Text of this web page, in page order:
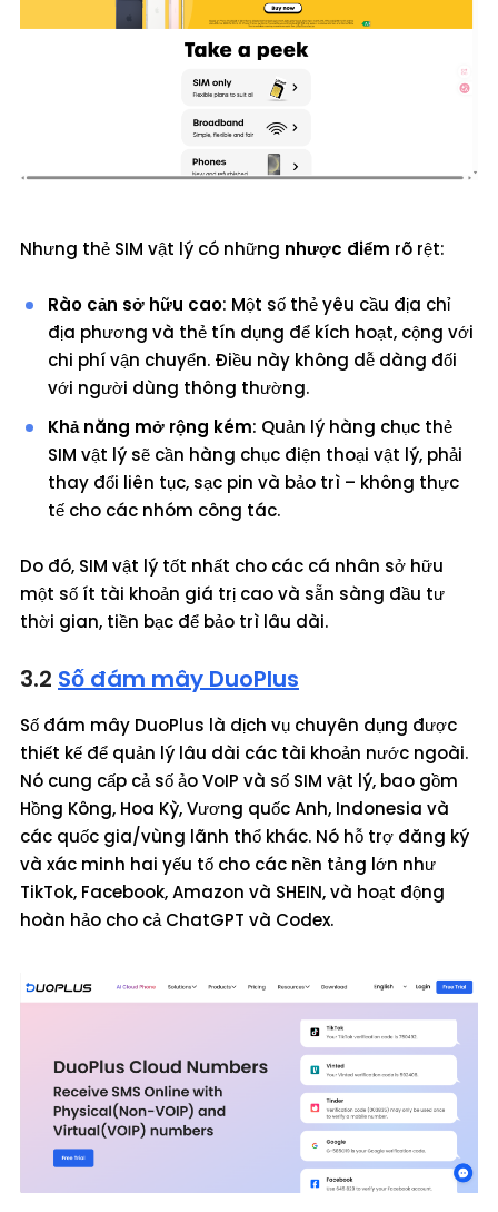
Nhưng thẻ SIM vật lý có những nhược điểm rõ rệt:
Rào cản sở hữu cao: Một số thẻ yêu cầu địa chỉ
địa phương và thẻ tín dụng để kích hoạt, cộng với
chi phí vận chuyển. Điều này không dễ dàng đối
với người dùng thông thường.
Khả năng mở rộng kém: Quản lý hàng chục thẻ
SIM vật lý sẽ cần hàng chục điện thoại vật lý, phải
thay đổi liên tục, sạc pin và bảo trì – không thực
tế cho các nhóm công tác.
Do đó, SIM vật lý tốt nhất cho các cá nhân sở hữu
một số ít tài khoản giá trị cao và sẵn sàng đầu tư
thời gian, tiền bạc để bảo trì lâu dài.
3.2 Số đám mây DuoPlus
Số đám mây DuoPlus là dịch vụ chuyên dụng được
thiết kế để quản lý lâu dài các tài khoản nước ngoài.
Nó cung cấp cả số ảo VoIP và số SIM vật lý, bao gồm
Hồng Kông, Hoa Kỳ, Vương quốc Anh, Indonesia và
các quốc gia/vùng lãnh thổ khác. Nó hỗ trợ đăng ký
và xác minh hai yếu tố cho các nền tảng lớn như
TikTok, Facebook, Amazon và SHEIN, và hoạt động
hoàn hảo cho cả ChatGPT và Codex.